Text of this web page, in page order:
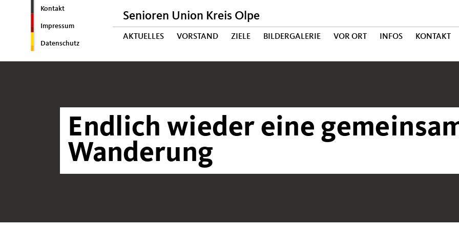
Kontakt
Impressum
Datenschutz
Senioren Union Kreis Olpe
AKTUELLES VORSTAND ZIELE BILDERGALERIE VOR ORT INFOS KONTAKT
Endlich wieder eine
Wanderung